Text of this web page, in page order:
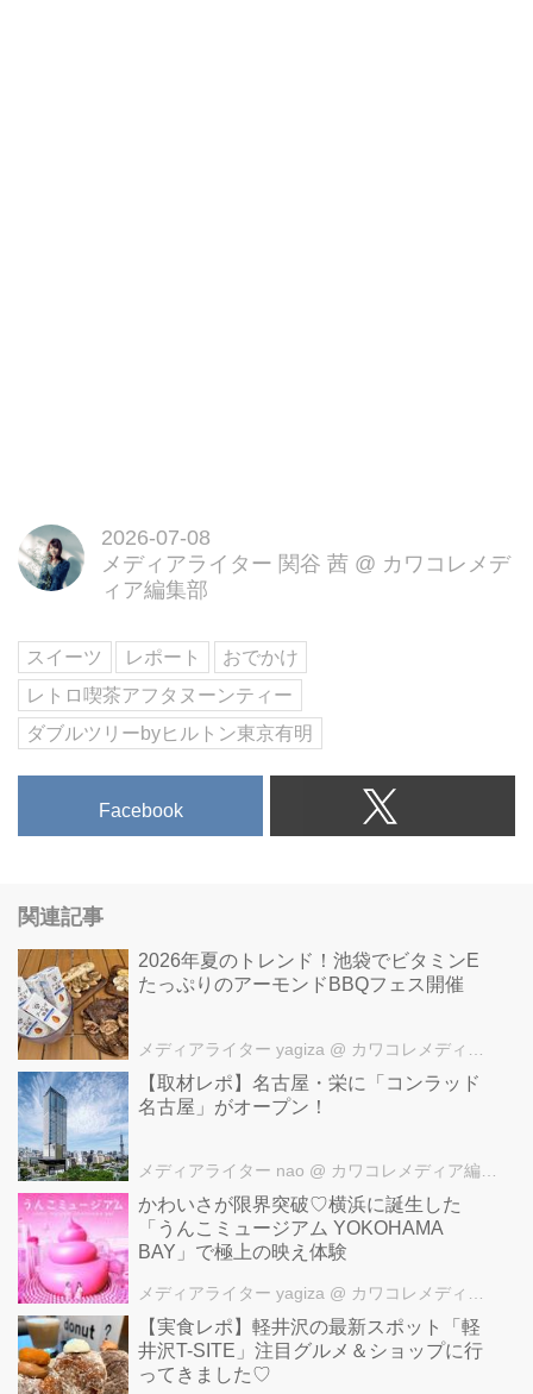
2026-07-08
メディアライター 関谷 茜 @ カワコレメデ
ィア編集部
スイーツ レポート
おでかけ
レトロ喫茶アフタヌーンティー
ダブルツリーbyヒルトン東京有明
Facebook
関連記事
2026年夏のトレンド！池袋でビタミンE
たっぷりのアーモンドBBQフェス開催
メディアライター yagiza @ カワコレメディア編集部
【取材レポ】名古屋・栄に「コンラッド
名古屋」がオープン！
メディアライター nao @ カワコレメディア編集部
かわいさが限界突破♡横浜に誕生した
「うんこミュージアム YOKOHAMA
BAY」で極上の映え体験
メディアライター yagiza @ カワコレメディア編集部
【実食レポ】軽井沢の最新スポット「軽
井沢T-SITE」注目グルメ＆ショップに行
ってきました♡